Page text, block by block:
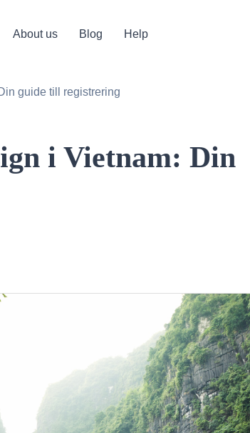
About us Blog Help
guide till registrering
i Vietnam: Din